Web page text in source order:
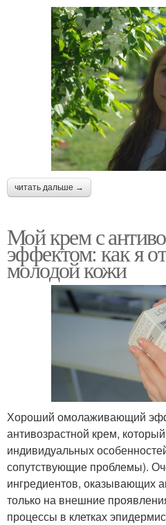
читать дальше →
Мой крем с
эффектом: как я
молодой кожи
Хороший омолаживающий
антивозрастной крем,
индивидуальных
сопутствующие проблемы).
ингредиентов, оказывающих
только на внешние
процессы в клетках